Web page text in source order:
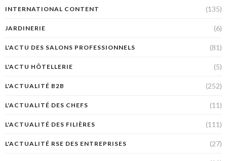
INTERNATIONAL CONTENT (135)
JARDINERIE (6)
L'ACTU DES SALONS PROFESSIONNELS (81)
L'ACTU HÔTELLERIE (5)
L'ACTUALITÉ B2B (252)
L'ACTUALITÉ DES CHEFS (11)
L'ACTUALITÉ DES FILIÈRES (111)
L'ACTUALITÉ RSE DES ENTREPRISES (27)